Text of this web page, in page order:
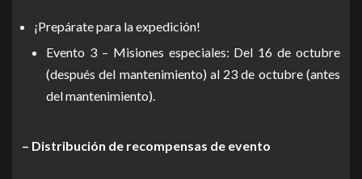
¡Prepárate para la expedición!
Evento 3 – Misiones especiales: Del 16 de octubre
(después del mantenimiento) al 23 de octubre (antes
del mantenimiento).
– Distribución de recompensas de evento